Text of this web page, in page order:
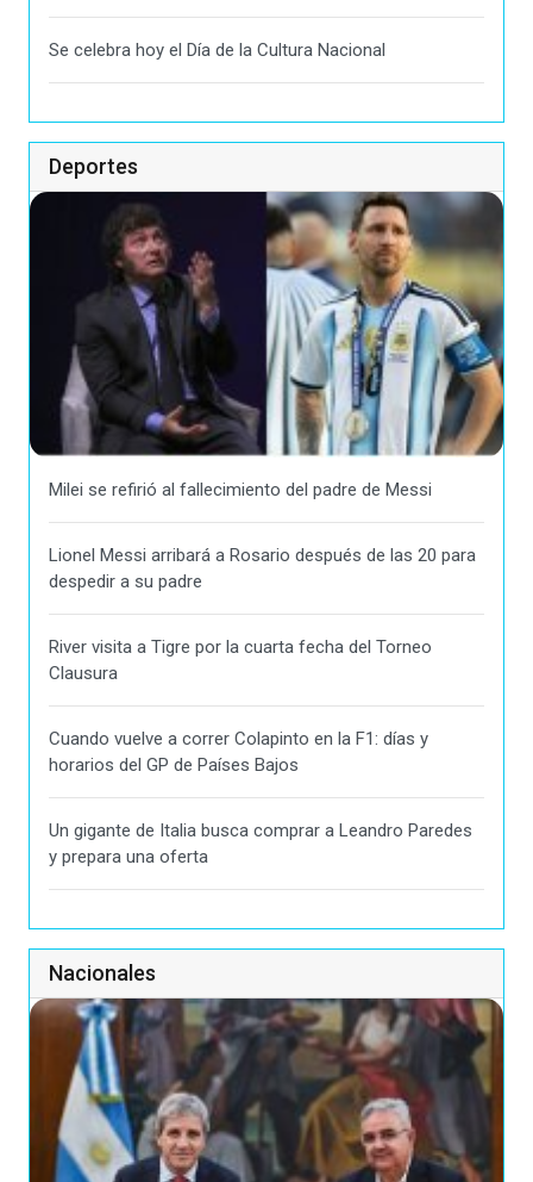
Se celebra hoy el Día de la Cultura Nacional
Deportes
Milei se refirió al fallecimiento del padre de Messi
Lionel Messi arribará a Rosario después de las 20 para
despedir a su padre
River visita a Tigre por la cuarta fecha del Torneo
Clausura
Cuando vuelve a correr Colapinto en la F1: días y
horarios del GP de Países Bajos
Un gigante de Italia busca comprar a Leandro Paredes
y prepara una oferta
Nacionales